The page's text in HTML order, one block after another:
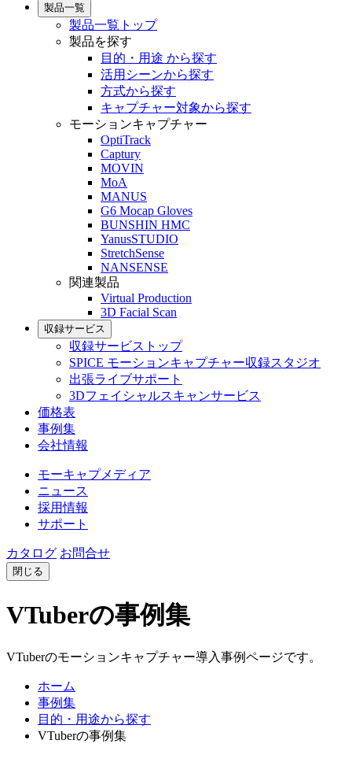
製品一覧
製品一覧トップ
製品を探す
目的・用途 から探す
活用シーンから探す
方式から探す
キャプチャー対象から探す
モーションキャプチャー
OptiTrack
Captury
MOVIN
MoA
MANUS
G6 Mocap Gloves
BUNSHIN HMC
YanusSTUDIO
StretchSense
NANSENSE
関連製品
Virtual Production
3D Facial Scan
収録サービス
収録サービストップ
SPICE モーションキャプチャー収録スタジオ
出張ライブサポート
3Dフェイシャルスキャンサービス
価格表
事例集
会社情報
モーキャプメディア
ニュース
採用情報
サポート
カタログ お問合せ
閉じる
VTuberの事例集
VTuberのモーションキャプチャー導入事例ページです。
ホーム
事例集
目的・用途から探す
VTuberの事例集